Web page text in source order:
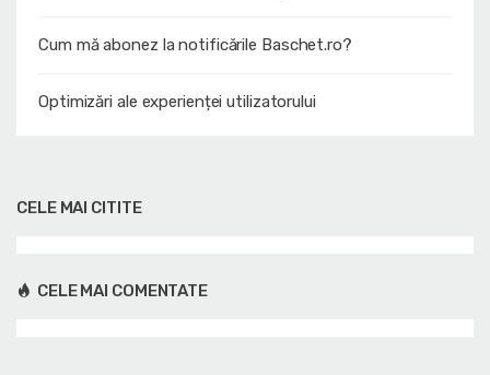
Cum mă abonez la notificările Baschet.ro?
Optimizări ale experienței utilizatorului
CELE MAI CITITE
CELE MAI COMENTATE